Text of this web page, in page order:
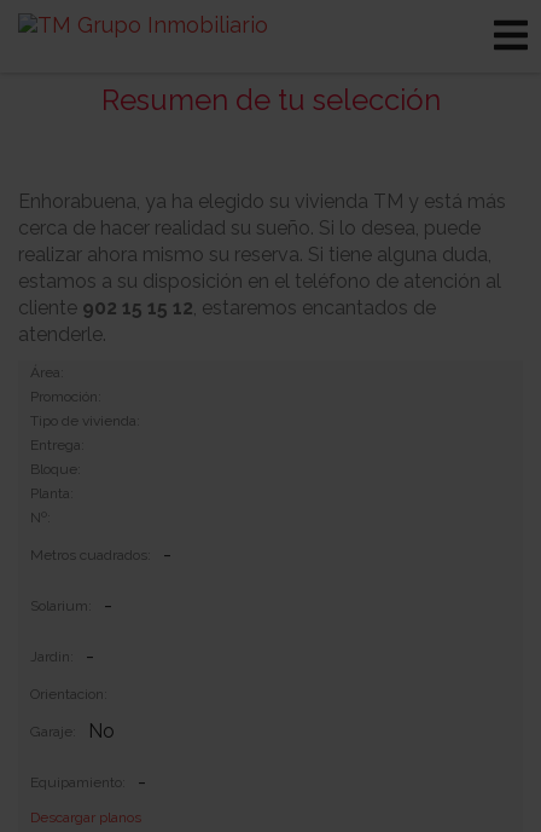
Resumen de tu selección
Enhorabuena, ya ha elegido su vivienda TM y está más
cerca de hacer realidad su sueño. Si lo desea, puede
realizar ahora mismo su reserva. Si tiene alguna duda,
estamos a su disposición en el teléfono de atención al
cliente 902 15 15 12, estaremos encantados de
atenderle.
Área:
Promoción:
Tipo de vivienda:
Entrega:
Bloque:
Planta:
Nº:
Metros cuadrados: -
Solarium: -
Jardin: -
Orientacion:
Garaje: No
Equipamiento: -
Descargar planos